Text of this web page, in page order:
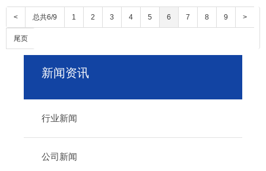
< 总共6/9 1 2 3 4 5 6 7 8 9 >
尾页
新闻资讯
行业新闻
公司新闻